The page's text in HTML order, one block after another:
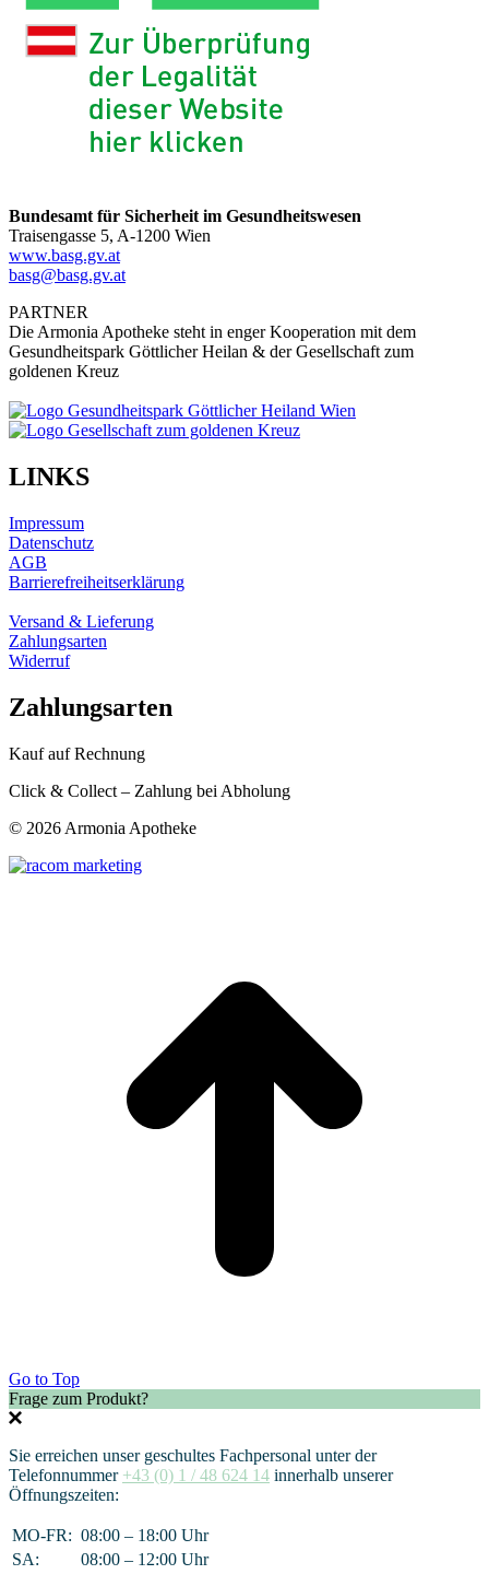
Bundesamt für Sicherheit im Gesundheitswesen
Traisengasse 5, A-1200 Wien
www.basg.gv.at
basg@basg.gv.at
PARTNER
Die Armonia Apotheke steht in enger Kooperation mit dem
Gesundheitspark Göttlicher Heilan & der Gesellschaft zum
goldenen Kreuz
LINKS
Impressum
Datenschutz
AGB
Barrierefreiheitserklärung
Versand & Lieferung
Zahlungsarten
Widerruf
Zahlungsarten
Kauf auf Rechnung
Click & Collect – Zahlung bei Abholung
© 2026 Armonia Apotheke
Go to Top
Frage zum Produkt?
Sie erreichen unser geschultes Fachpersonal unter der
Telefonnummer +43 (0) 1 / 48 624 14 innerhalb unserer
Öffnungszeiten:
MO-FR: 08:00 – 18:00 Uhr
SA:
08:00 – 12:00 Uhr